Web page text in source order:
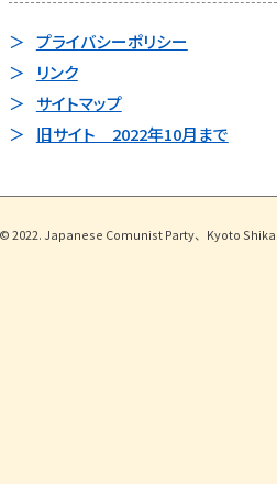
プライバシーポリシー
リンク
サイトマップ
旧サイト 2022年10月まで
2022. Japanese Comunist Party、Kyoto